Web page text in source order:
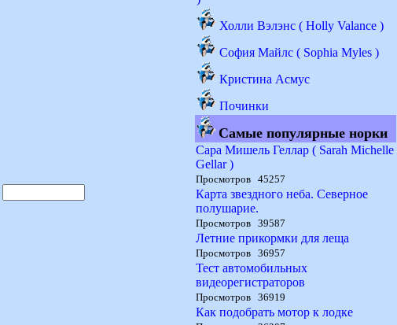
Холли Вэлэнс ( Holly Valance )
София Майлс ( Sophia Myles )
Кристина Асмус
Починки
Самые популярные норки
Сара Мишель Геллар ( Sarah Michelle
Gellar )
Просмотров 45257
Карта звездного неба. Северное
полушарие.
Просмотров 39587
Летние прикормки для леща
Просмотров 36957
Тест автомобильных
видеорегистраторов
Просмотров 36919
Как подобрать мотор к лодке